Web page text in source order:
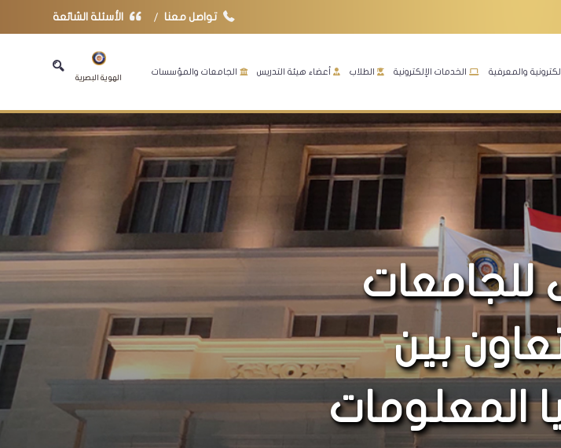
تواصل معنا الأسئلة الشائعة
والمعرفية الخدمات الإلكترونية الطلاب أعضاء هيئة التدريس الجامعات والمؤسسات
الهوية البصرية
للجامعات
بين
المعلومات